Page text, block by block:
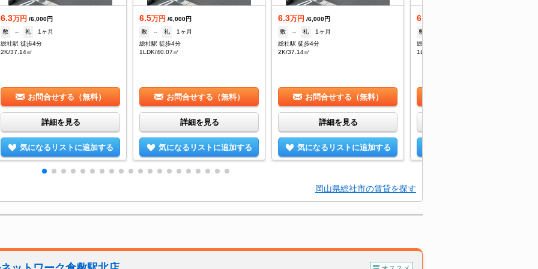
6.3万円 /6,000円
敷
-- 礼
1ヶ月
総社駅 徒歩4分
2K/37.14㎡
お問合せする（無料）
詳細を見る
気になるリストに追加する
6.5万円 /6,000円
敷
-- 礼
1ヶ月
総社駅 徒歩4分
1LDK/40.07㎡
お問合せする（無料）
詳細を見る
気になるリストに追加する
6.3万円 /6,000円
敷
-- 礼
1ヶ月
総社駅 徒歩4分
2K/37.14㎡
お問合せする（無料）
詳細を見る
気になるリストに追加する
6.5
敷
総社駅 徒歩4分
1LDK/40.07㎡
岡山県総社市の賃貸を探す